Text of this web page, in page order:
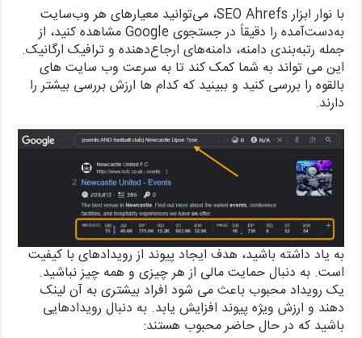
با نوار ابزار SEO Ahrefs، می‌توانید معیارهای هر وب‌سایت
به‌دست‌آمده را دقیقاً در جستجوی Google مشاهده کنید، از
جمله رتبه‌بندی دامنه، دامنه‌های ارجاع‌دهنده و ترافیک ارگانیک.
این می تواند به شما کمک کند تا به سرعت وب سایت های
بالقوه را بررسی کنید و ببینید که کدام ها ارزش بررسی بیشتر را
دارند.
به یاد داشته باشید، هدف ایجاد پیوند از رویدادهای با کیفیت
است. به دنبال حمایت مالی از هر چیزی و همه چیز نباشید.
یک رویداد محبوب باعث می شود افراد بیشتری به آن لینک
دهند و ارزش ویژه پیوند افزایش یابد. به دنبال رویدادهایی
باشید که در حال حاضر محبوب هستند: